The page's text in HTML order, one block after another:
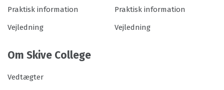
Praktisk information
Vejledning
Praktisk information
Vejledning
Om Skive College
Vedtægter